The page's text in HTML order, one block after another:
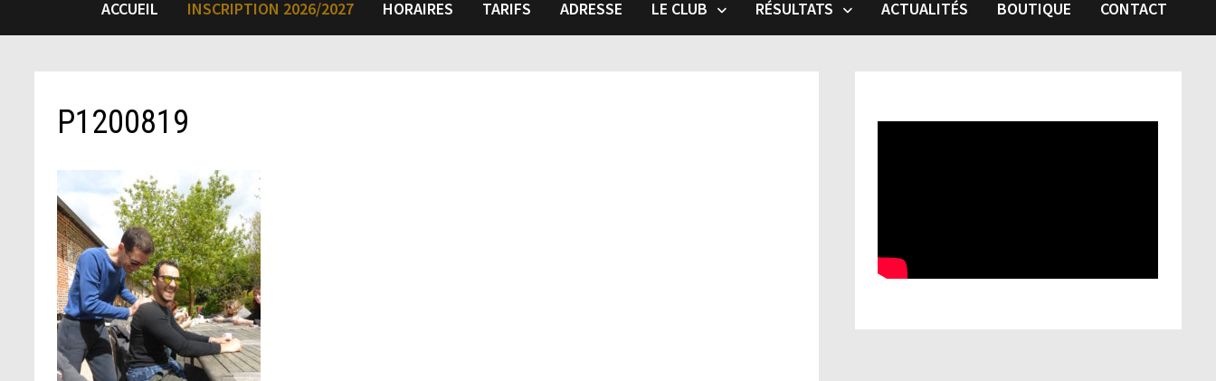
ACCUEIL INSCRIPTION 2026/2027 HORAIRES TARIFS ADRESSE LE CLUB RÉSULTATS ACTUALITÉS BOUTIQUE CONTACT
P1200819